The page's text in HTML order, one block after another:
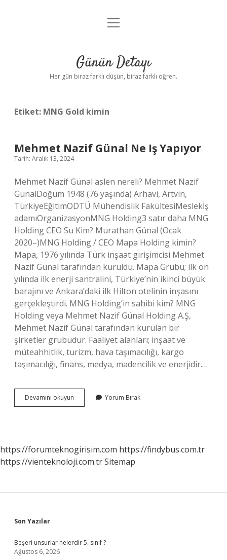
Anasayfa
Yasal Uyarı
menüyü
Günün Detayı
Her gün biraz farklı düşün, biraz farklı öğren.
Etiket: MNG Gold kimin
Mehmet Nazif Günal Ne Iş Yapıyor
Tarih: Aralık 13, 2024
Mehmet Nazif Günal aslen nereli? Mehmet Nazif
GünalDoğum 1948 (76 yaşında) Arhavi, Artvin,
TürkiyeEğitimODTÜ Mühendislik FakültesiMeslekİş
adamıOrganizasyonMNG Holding3 satır daha MNG
Holding CEO Su Kim? Murathan Günal (Ocak
2020–)MNG Holding / CEO Mapa Holding kimin?
Mapa, 1976 yılında Türk inşaat girişimcisi Mehmet
Nazif Günal tarafından kuruldu. Mapa Grubu; ilk on
yılında ilk enerji santralini, Türkiye’nin ikinci büyük
barajını ve Ankara’daki ilk Hilton otelinin inşasını
gerçekleştirdi. MNG Holding’in sahibi kim? MNG
Holding veya Mehmet Nazif Günal Holding A.Ş,
Mehmet Nazif Günal tarafından kurulan bir
şirketler grubudur. Faaliyet alanları; inşaat ve
müteahhitlik, turizm, hava taşımacılığı, kargo
taşımacılığı, finans, medya, madencilik ve enerjidir.…
Devamını okuyun Mehmet
Nazif
Yorum Bırak
https://forumteknogirisim.com https://findybus.com.tr
https://vienteknoloji.com.trSitemap
Sidebar
Son Yazılar
Beşeri unsurlar nelerdir 5. sınıf ?
Ağustos 6, 2026